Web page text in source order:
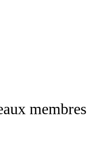
membres